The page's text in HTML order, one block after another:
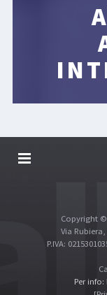
DALLARIVOLLEY
TOP RICERCHECopyright ©
Via
P.IVA:
Per